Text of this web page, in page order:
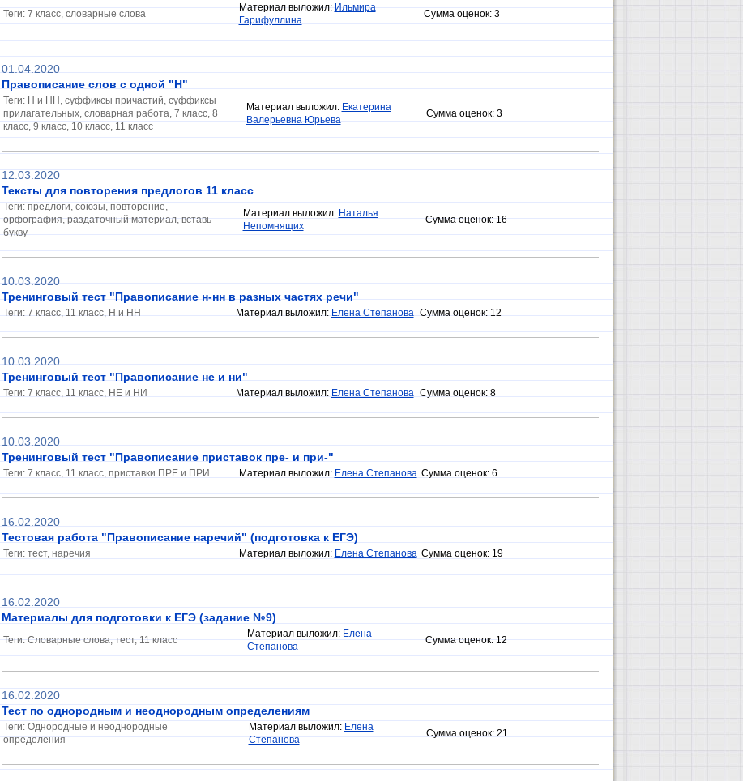
Теги: 7 класс, словарные слова
Материал выложил:Ильмира
Гарифуллина
Сумма оценок: 3
01.04.2020
Правописание слов с одной "Н"
Теги: Н и НН, суффиксы причастий, суффиксы
прилагательных, словарная работа, 7 класс, 8
класс, 9 класс, 10 класс, 11 класс
Материал выложил:Екатерина
Валерьевна Юрьева
Сумма оценок: 3
12.03.2020
Тексты для повторения предлогов 11 класс
Теги: предлоги, союзы, повторение,
орфография, раздаточный материал, вставь
букву
Материал выложил: Наталья
Непомнящих
Сумма оценок:16
10.03.2020
Тренинговый тест "Правописание н-нн в разных частях речи"
Теги: 7 класс, 11 класс, Н и НН Материал выложил:Елена Степанова Сумма оценок:12
10.03.2020
Тренинговый тест "Правописание не и ни"
Теги: 7 класс, 11 класс, НЕ и НИ Материал выложил: Елена Степанова Сумма оценок: 8
10.03.2020
Тренинговый тест "Правописание приставок пре- и при-"
Теги: 7 класс, 11 класс, приставки ПРЕ и ПРИ Материал выложил: Елена Степанова Сумма оценок: 6
16.02.2020
Тестовая работа "Правописание наречий" (подготовка к ЕГЭ)
Теги: тест, наречия Материал выложил: Елена Степанова Сумма оценок: 19
16.02.2020
Материалы для подготовки к ЕГЭ (задание №9)
Теги: Словарные слова, тест, 11 класс
Материал выложил: Елена
Степанова
Сумма оценок:12
16.02.2020
Тест по однородным и неоднородным определениям
Теги: Однородные и неоднородные
определения
Материал выложил: Елена
Степанова
Сумма оценок: 21